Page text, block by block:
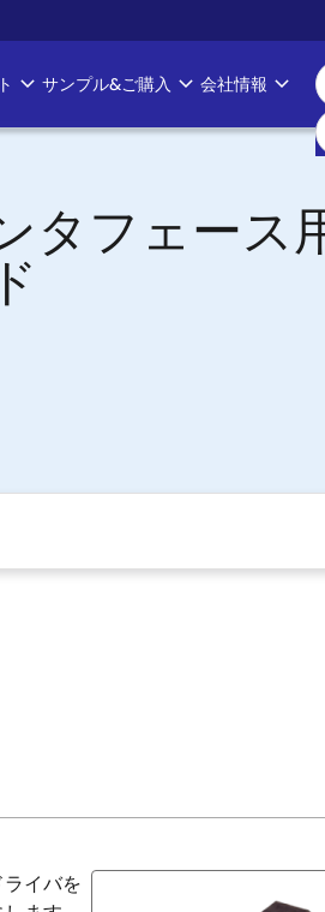
サンプル&ご購入 会社情報
タフェース
イバを